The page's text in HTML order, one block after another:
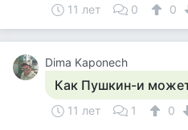
11 лет 0 0
Dima Kaponech
Как Пушкин-и
11 лет 1 0